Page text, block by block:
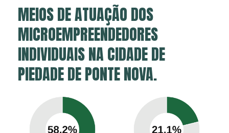
MEIOS DE ATUAÇÃO DOS
MICROEMPREENDEDORES
INDIVIDUAIS NA CIDADE DE
PIEDADE DE PONTE NOVA.